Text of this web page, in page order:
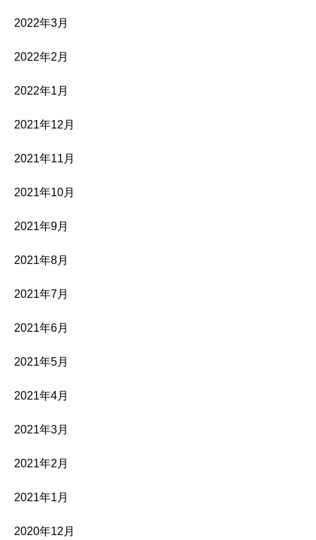
2022年3月
2022年2月
2022年1月
2021年12月
2021年11月
2021年10月
2021年9月
2021年8月
2021年7月
2021年6月
2021年5月
2021年4月
2021年3月
2021年2月
2021年1月
2020年12月